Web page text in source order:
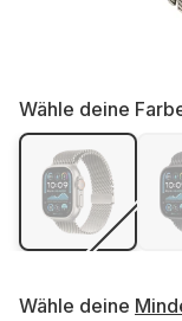
Wähle deine
Wähle deine